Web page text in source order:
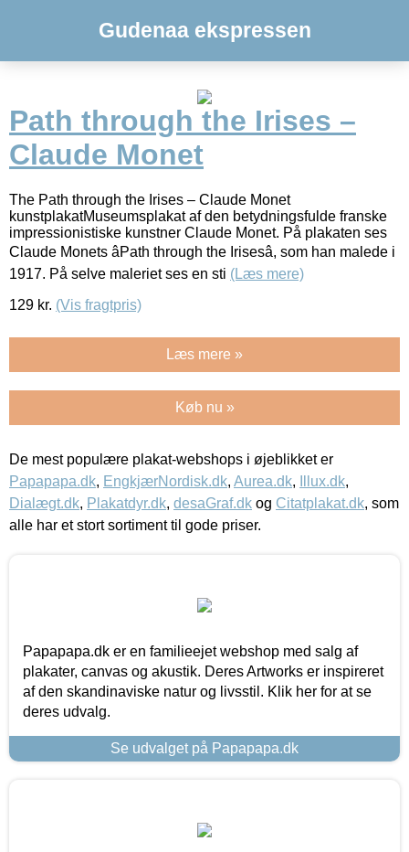
Gudenaa ekspressen
Path through the Irises –
Claude Monet
The Path through the Irises – Claude Monet
kunstplakatMuseumsplakat af den betydningsfulde franske
impressionistiske kunstner Claude Monet. På plakaten ses
Claude Monets âPath through the Irisesâ, som han malede i
1917. På selve maleriet ses en sti (Læs mere)
129 kr. (Vis fragtpris)
Læs mere »
Køb nu »
De mest populære plakat-webshops i øjeblikket er
Papapapa.dk, EngkjærNordisk.dk, Aurea.dk, Illux.dk,
Dialægt.dk, Plakatdyr.dk, desaGraf.dk og Citatplakat.dk, som
alle har et stort sortiment til gode priser.
Papapapa.dk er en familieejet webshop med salg af
plakater, canvas og akustik. Deres Artworks er inspireret
af den skandinaviske natur og livsstil. Klik her for at se
deres udvalg.
Se udvalget på Papapapa.dk